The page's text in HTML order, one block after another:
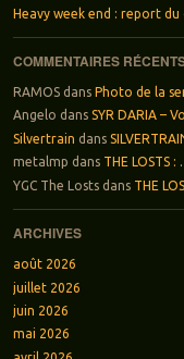
Heavy week end : report du
COMMENTAIRES
RAMOSdans Photo de la
Angelo dans SYR DARIA –
Silvertrain dans
metalmp dans THE LOSTS
YGC The Lostsdans THE
ARCHIVES
août 2026
juillet 2026
juin 2026
mai 2026